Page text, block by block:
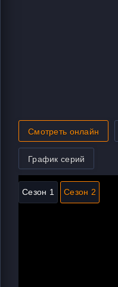
Смотреть онлайн
График серий
Сезон 1 Сезон 2